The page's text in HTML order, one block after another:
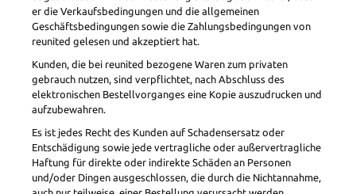
er die Verkaufsbedingungen und die allgemeinen
Geschäftsbedingungen sowie die Zahlungsbedingungen von
reunited gelesen und akzeptiert hat.
Kunden, die bei reunited bezogene Waren zum privaten
gebrauch nutzen, sind verpflichtet, nach Abschluss des
elektronischen Bestellvorganges eine Kopie auszudrucken und
aufzubewahren.
Es ist jedes Recht des Kunden auf Schadensersatz oder
Entschädigung sowie jede vertragliche oder außervertragliche
Haftung für direkte oder indirekte Schäden an Personen
und/oder Dingen ausgeschlossen, die durch die Nichtannahme,